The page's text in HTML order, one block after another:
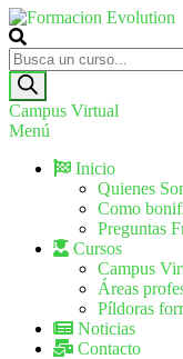
Formacion Evolution
Cursos de formación
Campus Virtual
Menú
Inicio
Quienes
Como
Preguntas
Cursos
Campus
Áreas
Píldoras
Noticias
Contacto